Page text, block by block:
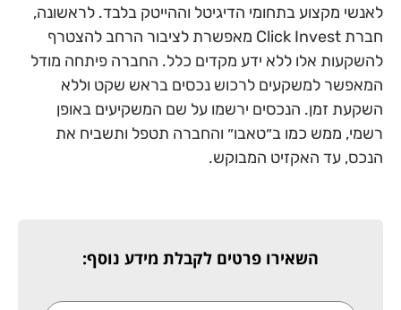
לאנשי מקצוע בתחומי הדיגיטל וההייטק בלבד. לראשונה,
חברת Click Invest מאפשרת לציבור הרחב להצטרף
להשקעות אלו ללא ידע מקדים כלל. החברה פיתחה מודל
המאפשר למשקעים לרכוש נכסים בראש שקט וללא
השקעת זמן. הנכסים ירשמו על שם המשקיעים באופן
רשמי, ממש כמו ב״טאבו״ והחברה תטפל ותשביח את
הנכס, עד האקזיט המבוקש.
השאירו פרטים לקבלת מידע נוסף: